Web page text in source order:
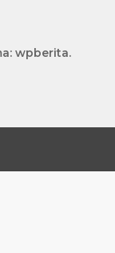
wpberita.